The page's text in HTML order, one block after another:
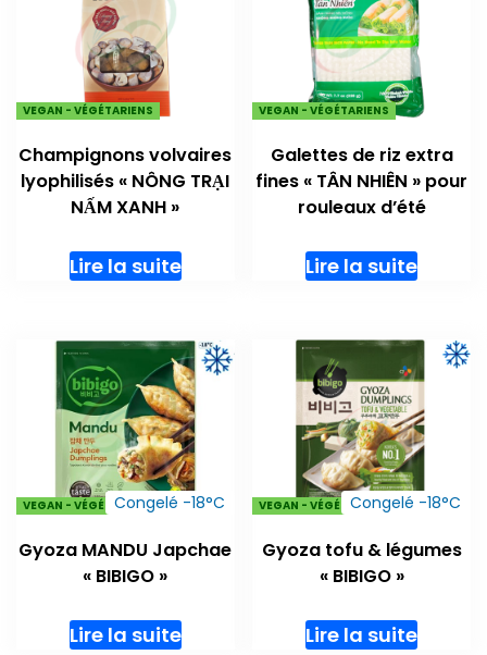
VEGAN - VÉGÉTARIENS
Champignons volvaires
lyophilisés « NÔNG TRẠI
NẤM XANH »
Lire la suite
VEGAN - VÉGÉTARIENS
Galettes de riz extra
fines « TÂN NHIÊN » pour
rouleaux d’été
Lire la suite
VEGAN - VÉGÉTARIENSCongelé -18°C
Gyoza MANDU Japchae
« BIBIGO »
Lire la suite
VEGAN - VÉGÉTARIENSCongelé -18°C
Gyoza tofu & légumes
« BIBIGO »
Lire la suite